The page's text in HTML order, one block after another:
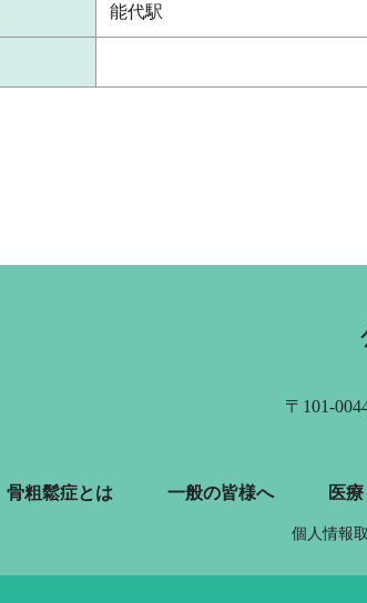
能代駅
〒101-
骨粗鬆症とは 一般の皆様へ 医
個人情報